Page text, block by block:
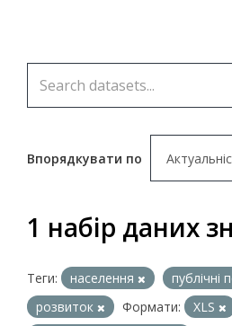
Впорядкувати по
1 набір даних
Теги: населення
публічні
розвиток
Формати: XLS